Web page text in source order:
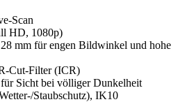
Scan
HD, 1080p)
mm für engen Bildwinkel und hohe
Cut-Filter (ICR)
Sicht bei völliger Dunkelheit
Staubschutz), IK10